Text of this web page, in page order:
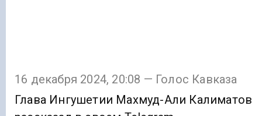
16 декабря 2024, 20:08 — Голос Кавказа
Глава Ингушетии Махмуд-Али Калиматов